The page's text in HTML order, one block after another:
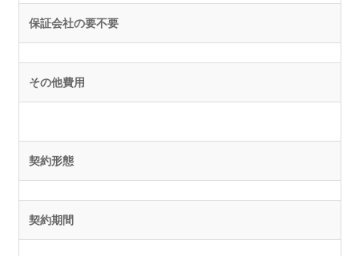
保証会社の要不要
その他費用
契約形態
契約期間